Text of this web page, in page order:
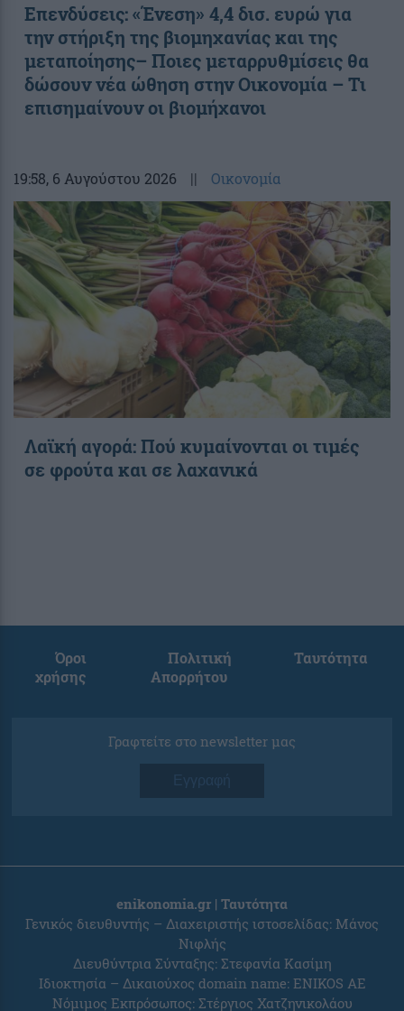
Επενδύσεις: «Ένεση» 4,4 δισ. ευρώ για
την στήριξη της βιομηχανίας και της
μεταποίησης– Ποιες μεταρρυθμίσεις θα
δώσουν νέα ώθηση στην Οικονομία – Τι
επισημαίνουν οι βιομήχανοι
19:58, 6 Αυγούστου 2026 || Οικονομία
Λαϊκή αγορά: Πού κυμαίνονται οι τιμές
σε φρούτα και σε λαχανικά
Όροι
χρήσης
Πολιτική
Απορρήτου
Ταυτότητα
Γραφτείτε στο newsletter μας
Εγγραφή
enikonomia.gr | Ταυτότητα
Γενικός διευθυντής – Διαχειριστής ιστοσελίδας: Μάνος
Νιφλής
Διευθύντρια Σύνταξης: Στεφανία Κασίμη
Ιδιοκτησία – Δικαιούχος domain name: ENIKOS AE
Νόμιμος Εκπρόσωπος: Στέργιος Χατζηνικολάου